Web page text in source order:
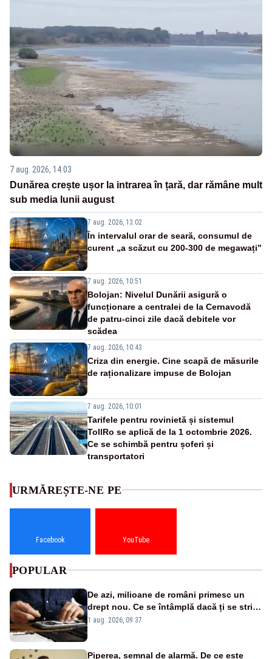
7 aug. 2026, 14:03
Dunărea crește ușor la intrarea în țară, dar rămâne mult
sub media lunii august
7 aug. 2026, 13:02
În intervalul orar de seară, consumul de
curent „a scăzut cu 200-300 de megawați”
7 aug. 2026, 10:51
Bolojan: Nivelul Dunării asigură o
funcționare a centralei de la Cernavodă
de patru-cinci zile dacă debitele vor
scădea
7 aug. 2026, 10:43
Criza din energie. Cine scapă de măsurile
de raționalizare impuse de Bolojan
7 aug. 2026, 10:01
Tarifele pentru rovinietă și sistemul
TollRo se aplică de la 1 octombrie 2026.
Ce se schimbă pentru șoferi și
transportatori
URMĂREȘTE-NE PE
Facebook YouTube
POPULAR
De azi, milioane de români primesc un
drept nou. Ce se întâmplă dacă ți se strică
un produs
1 aug. 2026, 09:37
Piperea, semnal de alarmă. De ce este